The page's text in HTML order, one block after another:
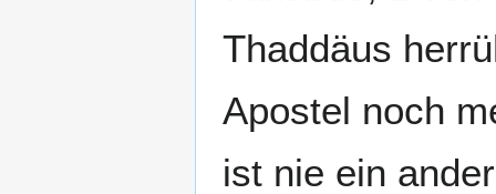
Thaddäus
Apostel noch
ist nie ein